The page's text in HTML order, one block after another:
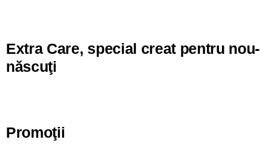
Extra Care, special creat pentru nou-
născuţi
Promoţii